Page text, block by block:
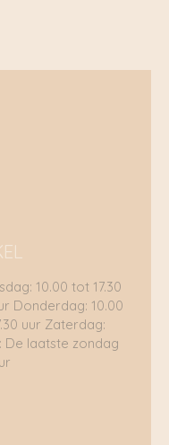
10.00 tot 17.30
Donderdag: 10.00
uur Zaterdag:
De laatste zondag